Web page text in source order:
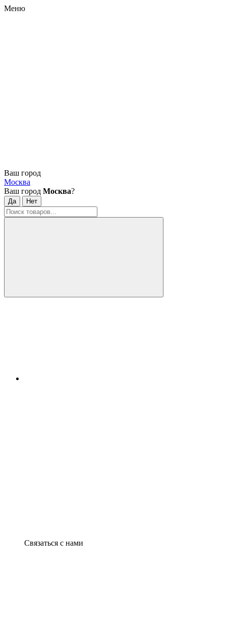
Меню
Ваш город
Москва
Ваш город Москва?
Связаться с нами